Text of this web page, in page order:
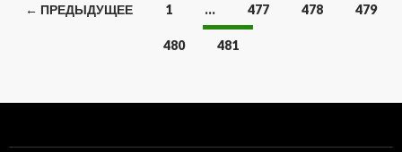
записям
← ПРЕДЫДУЩЕЕ 1 … 477 478 479
480 481